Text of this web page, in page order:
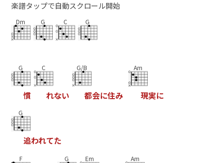
楽譜タップで自動スクロール開始
Dm G C G
G
慣
C
れない
G/B
都会に住み
Am
現実に
G
追われてた
F G Em Am